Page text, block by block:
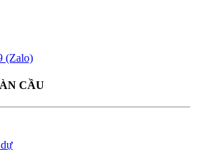
(Zalo)
CẦU